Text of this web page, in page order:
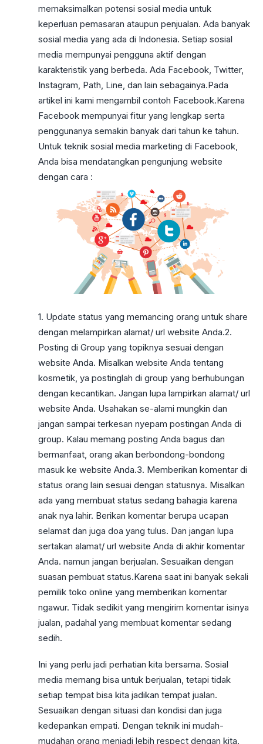
memaksimalkan potensi sosial media untuk
keperluan pemasaran ataupun penjualan. Ada banyak
sosial media yang ada di Indonesia. Setiap sosial
media mempunyai pengguna aktif dengan
karakteristik yang berbeda. Ada Facebook, Twitter,
Instagram, Path, Line, dan lain sebagainya.Pada
artikel ini kami mengambil contoh Facebook.Karena
Facebook mempunyai fitur yang lengkap serta
penggunanya semakin banyak dari tahun ke tahun.
Untuk teknik sosial media marketing di Facebook,
Anda bisa mendatangkan pengunjung website
dengan cara :
1. Update status yang memancing orang untuk share
dengan melampirkan alamat/ url website Anda.2.
Posting di Group yang topiknya sesuai dengan
website Anda. Misalkan website Anda tentang
kosmetik, ya postinglah di group yang berhubungan
dengan kecantikan. Jangan lupa lampirkan alamat/ url
website Anda. Usahakan se-alami mungkin dan
jangan sampai terkesan nyepam postingan Anda di
group. Kalau memang posting Anda bagus dan
bermanfaat, orang akan berbondong-bondong
masuk ke website Anda.3. Memberikan komentar di
status orang lain sesuai dengan statusnya. Misalkan
ada yang membuat status sedang bahagia karena
anak nya lahir. Berikan komentar berupa ucapan
selamat dan juga doa yang tulus. Dan jangan lupa
sertakan alamat/ url website Anda di akhir komentar
Anda. namun jangan berjualan. Sesuaikan dengan
suasan pembuat status.Karena saat ini banyak sekali
pemilik toko online yang memberikan komentar
ngawur. Tidak sedikit yang mengirim komentar isinya
jualan, padahal yang membuat komentar sedang
sedih.
Ini yang perlu jadi perhatian kita bersama. Sosial
media memang bisa untuk berjualan, tetapi tidak
setiap tempat bisa kita jadikan tempat jualan.
Sesuaikan dengan situasi dan kondisi dan juga
kedepankan empati. Dengan teknik ini mudah-
mudahan orang menjadi lebih respect dengan kita.